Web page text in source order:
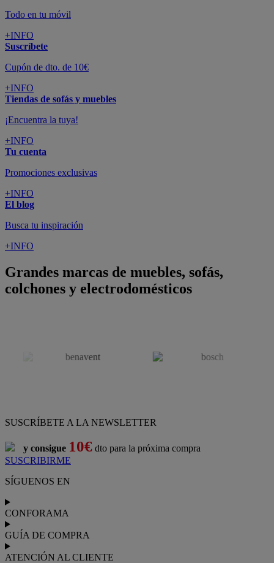
Todo en tu móvil
+INFO
Suscríbete
Cupón de dto. de 10€
+INFO
Tiendas de sofás y muebles
¡Encuentra la tuya!
+INFO
Tu cuenta
Promociones exclusivas
+INFO
El blog
Busca tu inspiración
+INFO
Grandes marcas de muebles, sofás,
colchones y electrodomésticos
SUSCRÍBETE A LA NEWSLETTER
y consigue 10€ dto para la próxima compra
SUSCRIBIRME
SÍGUENOS EN
CONFORAMA
GUÍA DE COMPRA
ATENCIÓN AL CLIENTE